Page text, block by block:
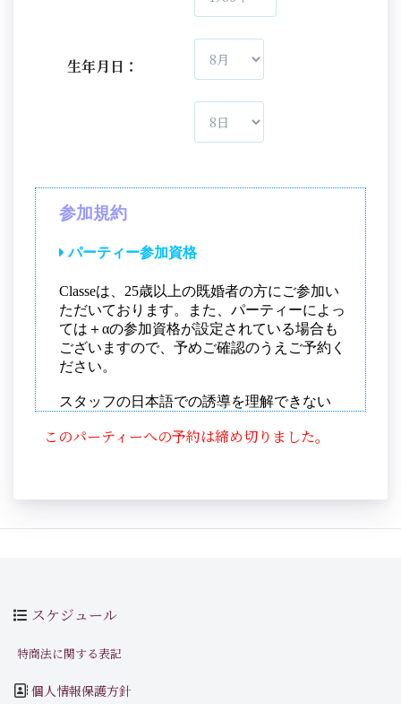
生年月日：
このパーティーへの予約は締め切りました。
スケジュール
特商法に関する表記
個人情報保護方針